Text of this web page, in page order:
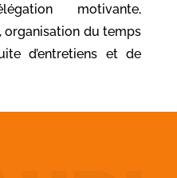
motivante,
organisation du temps
d’entretiens et de